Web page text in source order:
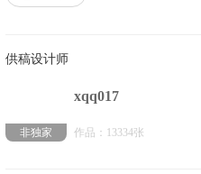
供稿设计师
非独家
xqq017
作品：13334张